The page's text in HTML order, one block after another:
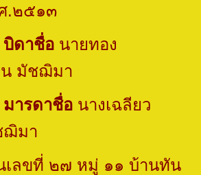
.๒๕๑๓
บิดาชื่อ นายทอง
น มัชฌิมา
มารดาชื่อ นางเฉลียว
ฌิมา
เลขที่ ๒๗ หมู่ ๑๑ บ้านทัน